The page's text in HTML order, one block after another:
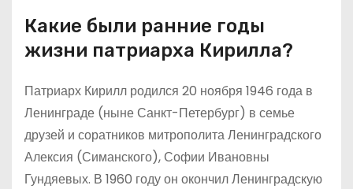
Какие были ранние годы
жизни патриарха Кирилла?
Патриарх Кирилл родился 20 ноября 1946 года в
Ленинграде (ныне Санкт-Петербург) в семье
друзей и соратников митрополита Ленинградского
Алексия (Симанского), Софии Ивановны
Гундяевых. В 1960 году он окончил Ленинградскую